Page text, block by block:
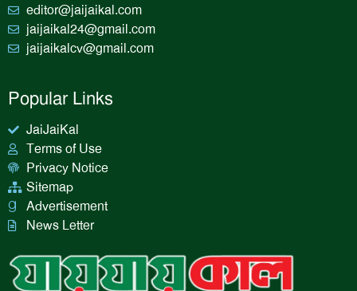
editor@jaijaikal.com
jaijaikal24@gmail.com
jaijaikalcv@gmail.com
Popular Links
JaiJaiKal
Terms of Use
Privacy Notice
Sitemap
Advertisement
News Letter